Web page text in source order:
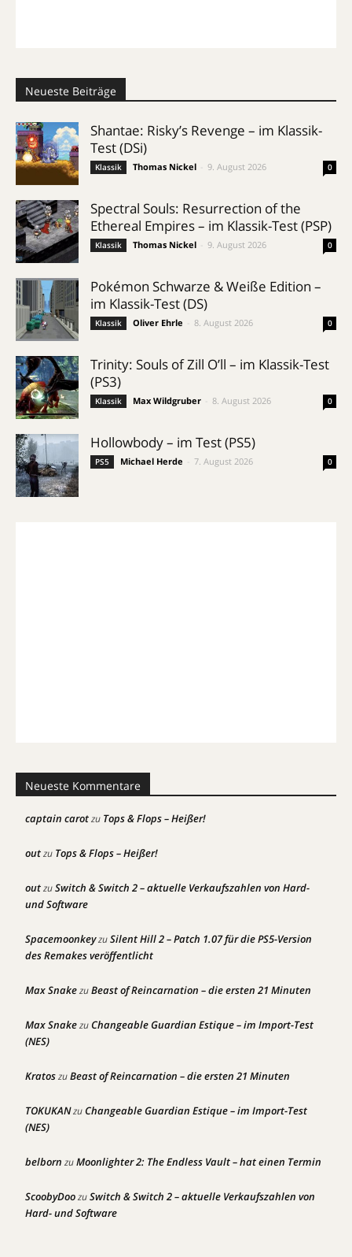
Neueste Beiträge
Shantae: Risky’s Revenge – im Klassik-
Test (DSi)
Klassik Thomas Nickel 9. August 2026 0
Spectral Souls: Resurrection of the
Ethereal Empires – im Klassik-Test (PSP)
Klassik Thomas Nickel 9. August 2026 0
Pokémon Schwarze & Weiße Edition –
im Klassik-Test (DS)
Klassik Oliver Ehrle 8. August 2026 0
Trinity: Souls of Zill O’ll – im Klassik-Test
(PS3)
Klassik Max Wildgruber 8. August 2026 0
Hollowbody – im Test (PS5)
PS5 Michael Herde 7. August 2026 0
Neueste Kommentare
captain carotzu Tops & Flops – Heißer!
outzu Tops & Flops – Heißer!
outzuSwitch & Switch 2 – aktuelle Verkaufszahlen von Hard-
und Software
SpacemoonkeyzuSilent Hill 2 – Patch 1.07 für die PS5-Version
des Remakes veröffentlicht
Max SnakezuBeast of Reincarnation – die ersten 21 Minuten
Max SnakezuChangeable Guardian Estique – im Import-Test
(NES)
KratoszuBeast of Reincarnation – die ersten 21 Minuten
TOKUKANzuChangeable Guardian Estique – im Import-Test
(NES)
belborn zuMoonlighter 2: The Endless Vault – hat einen Termin
ScoobyDoozuSwitch & Switch 2 – aktuelle Verkaufszahlen von
Hard- und Software